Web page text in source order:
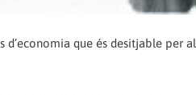
d’economia que és desitjable per al